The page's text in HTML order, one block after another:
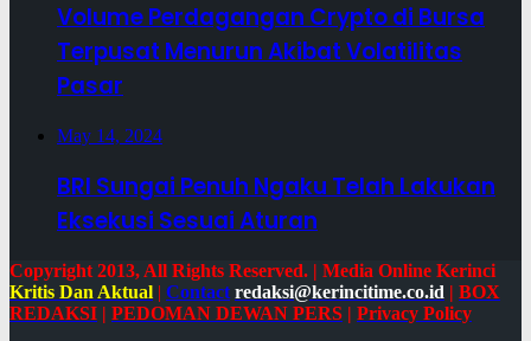
Volume Perdagangan Crypto di Bursa
Terpusat Menurun Akibat Volatilitas
Pasar
May 14, 2024
BRI Sungai Penuh Ngaku Telah Lakukan
Eksekusi Sesuai Aturan
Copyright 2013, All Rights Reserved. | Media Online Kerinci
Kritis Dan Aktual | Contact redaksi@kerincitime.co.id | BOX
REDAKSI | PEDOMAN DEWAN PERS | Privacy Policy